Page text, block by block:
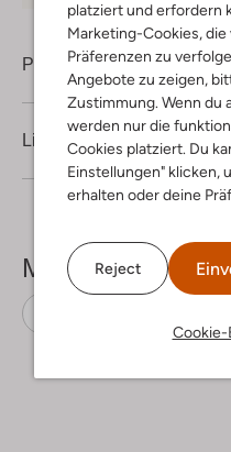
platziert und erfordern
Marketing-Cookies,
Präferenzen zu
Angebote zu zeigen,
Zustimmung. Wenn du
werden nur die
Cookies platziert. Du
Einstellungen" klicken,
erhalten oder deine
Reject
Cookie-
Produktinformation
Lieferung & Rückgabe
Mehr sehen